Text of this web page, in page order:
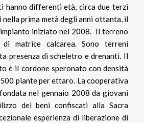
hanno differenti età, circa due terzi
prima metà degli anni ottanta, il
iniziato nel 2008. Il terreno
matrice calcarea. Sono terreni
presenza di scheletro e drenanti. Il
è il cordone speronato con densità
piante per ettaro. La cooperativa
nel gennaio 2008 da giovani
dei beni confiscati alla Sacra
esperienza di liberazione di